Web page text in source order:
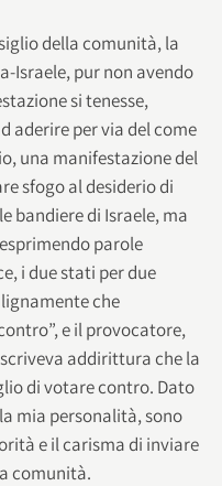
della comunità, la
Israele, pur non avendo
si tenesse,
aderire per via del come
una manifestazione del
sfogo al desiderio di
bandiere di Israele, ma
parole
i due stati per due
che
e il provocatore,
addirittura che la
di votare contro. Dato
mia personalità, sono
e il carisma di inviare
comunità.